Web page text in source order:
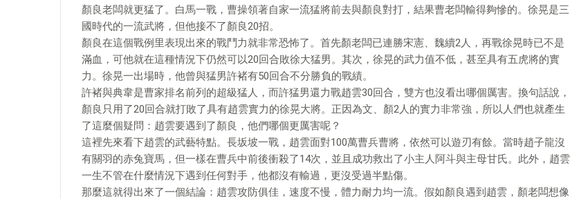
顏良老闆就更猛了。白馬一戰，曹操領著自家一流猛將前去與顏良對打，結果曹老闆輸得夠慘的。徐晃是三
國時代的一流武將，但他接不了顏良20招。
顏良在這個戰例里表現出來的戰鬥力就非常恐怖了。首先顏老闆已連勝宋憲、魏續2人，再戰徐晃時已不是
滿血，可他就在這種情況下仍然可以20回合敗徐大猛男。其次，徐晃的武力值不低，甚至具有五虎將的實
力。徐晃一出場時，他曾與猛男許褚有50回合不分勝負的戰績。
許褚與典韋是曹家排名前列的超級猛人，而許猛男還力戰趙雲30回合，雙方也沒看出哪個厲害。換句話說，
顏良只用了20回合就打敗了具有趙雲實力的徐晃大將。正因為文、顏2人的實力非常強，所以人們也就產生
了這麼個疑問：趙雲要遇到了顏良，他們哪個更厲害呢？
這裡先來看下趙雲的武藝特點。長坂坡一戰，趙雲面對100萬曹兵曹將，依然可以遊刃有餘。當時趙子龍沒
有關羽的赤兔寶馬，但一樣在曹兵中前後衝殺了14次，並且成功救出了小主人阿斗與主母甘氏。此外，趙雲
一生不管在什麼情況下遇到任何對手，他都沒有輸過，更沒受過半點傷。
那麼這就得出來了一個結論：趙雲攻防俱佳，速度不慢，體力耐力均一流。假如顏良遇到趙雲，顏老闆想像